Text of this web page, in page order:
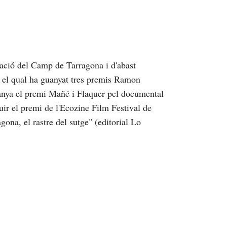
del Camp de Tarragona i d'abast
qual ha guanyat tres premis Ramon
el premi Mañé i Flaquer pel documental
el premi de l'Ecozine Film Festival de
el rastre del sutge" (editorial Lo